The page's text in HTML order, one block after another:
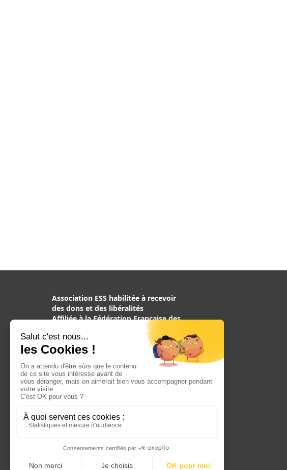
Association ESS habilitée à recevoir
des dons et des libéralités
Affiliée à la Fédération Française des
Associations de Chiens guides
d’aveugles, reconnue d’utilité
publique
Mentions légales
©2017 Chiens Guides d’Aveugles d’IDF